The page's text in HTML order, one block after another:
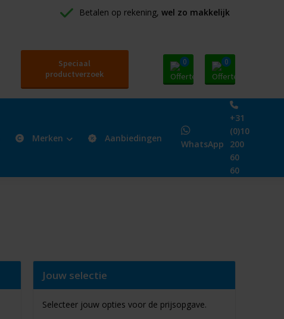
Betalen op rekening, wel zo makkelijk
Speciaal
productverzoek
0 0
Merken Aanbiedingen
WhatsApp
+31
(0)10
200
60
60
Jouw selectie
Selecteer jouw opties voor de prijsopgave.